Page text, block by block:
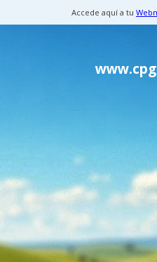
Accede aquí a tu